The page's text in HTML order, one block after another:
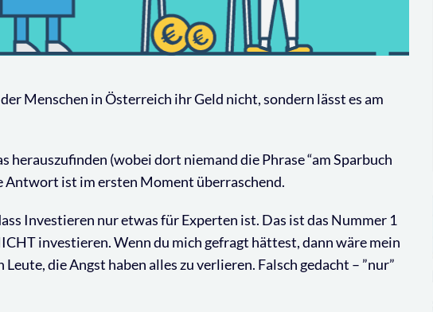
Menschen in Österreich ihr Geld nicht, sondern lässt es am
herauszufinden (wobei dort niemand die Phrase “am Sparbuch
Antwort ist im ersten Moment überraschend.
Investieren nur etwas für Experten ist. Das ist das Nummer 1
investieren. Wenn du mich gefragt hättest, dann wäre mein
die Angst haben alles zu verlieren. Falsch gedacht – ”nur”